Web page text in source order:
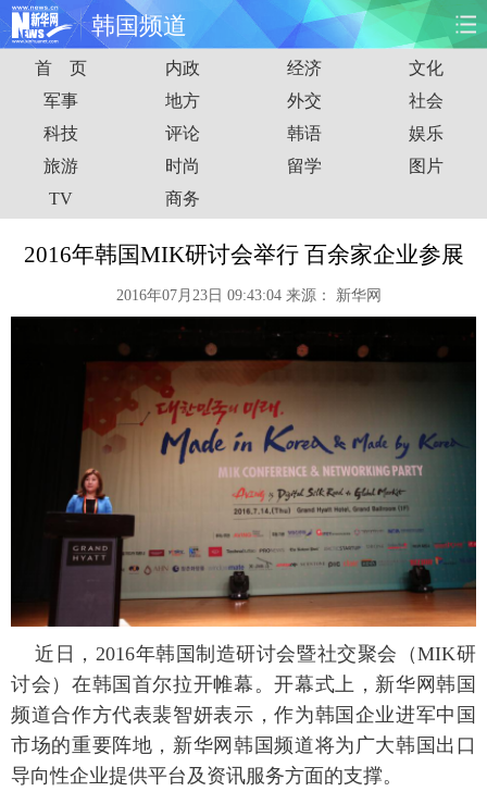
韩国频道
首页 时政 国际 财经
娱乐 体育 人事 教育
时尚 思客
港澳 台湾 华人 汽车
能源 房产
视频 彩票 食品
健康 信息化
公益 军事 无人机
新华电视中文 新华电视英文 返回PC
首 页 内政 经济
文化
军事
地方 外交
社会
科技
评论 韩语
娱乐
旅游
时尚 留学
图片
TV
商务
2016年韩国MIK研讨会举行 百余家企业参展
2016年07月23日 09:43:04 来源： 新华网
近日，2016年韩国制造研讨会暨社交聚会（MIK研
讨会）在韩国首尔拉开帷幕。开幕式上，新华网韩国
频道合作方代表裴智妍表示，作为韩国企业进军中国
市场的重要阵地，新华网韩国频道将为广大韩国出口
导向性企业提供平台及资讯服务方面的支撑。